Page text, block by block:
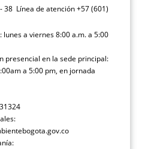
38 Línea de atención +57 (601)
a viernes 8:00 a.m. a 5:00
presencial en la sede principal:
a 5:00 pm, en jornada